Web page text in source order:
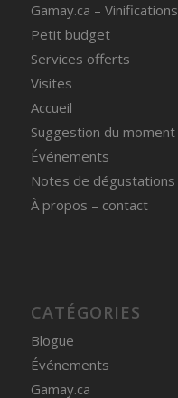
Gamay.ca – Vinifications
Petit budget
Services offerts
Visites
Accueil
Suggestion du moment
Événements
Notes de dégustations
À propos – contact
CATÉGORIES
Blogue
Événements
Gamay.ca